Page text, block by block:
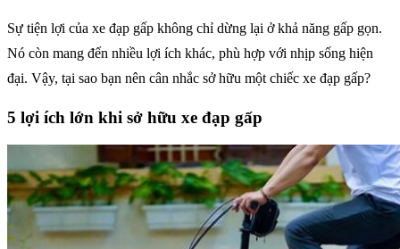
Sự tiện lợi của xe đạp gấp không chỉ dừng lại ở khả năng gấp gọn.
Nó còn mang đến nhiều lợi ích khác, phù hợp với nhịp sống hiện
đại. Vậy, tại sao bạn nên cân nhắc sở hữu một chiếc xe đạp gấp?
5 lợi ích lớn khi sở hữu xe đạp gấp